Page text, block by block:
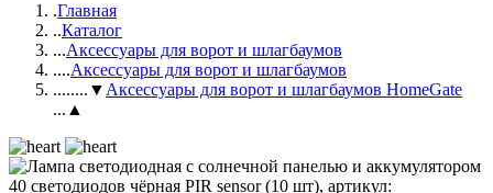
.Главная
..Каталог
...Аксессуары для ворот и шлагбаумов
....Аксессуары для ворот и шлагбаумов
........▼ Аксессуары для ворот и шлагбаумов HomeGate
...▲